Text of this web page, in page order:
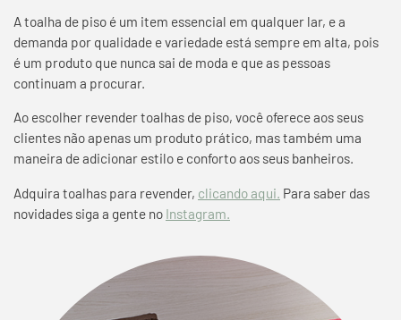
A toalha de piso é um item essencial em qualquer lar, e a
demanda por qualidade e variedade está sempre em alta, pois
é um produto que nunca sai de moda e que as pessoas
continuam a procurar.
Ao escolher revendertoalhas de piso, você oferece aos seus
clientes não apenas um produto prático, mas também uma
maneira de adicionar estilo e conforto aos seus banheiros.
Adquira toalhas para revender, clicando aqui. Para saber das
novidades siga a gente no Instagram.